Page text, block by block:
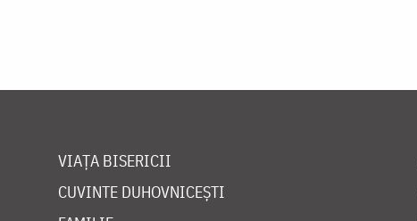
VIAȚA BISERICII
CUVINTE DUHOVNICEȘTI